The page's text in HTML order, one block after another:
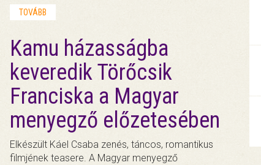
TOVÁBB
Kamu házasságba
keveredik Törőcsik
Franciska a Magyar
menyegző előzetesében
Elkészült Káel Csaba zenés, táncos, romantikus
filmjének teasere. A Magyar menyegző